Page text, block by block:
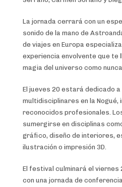
La jornada cerrará con un
sonido de la mano de
de viajes en Europa
experiencia envolvente que te
magia del universo como
El jueves 20 estará dedicado
multidisciplinares en la
reconocidos profesionales.
sumergirse en disciplinas
gráfico, diseño de interiores,
ilustración o impresión 3D.
El festival culminará el viernes
con una jornada de